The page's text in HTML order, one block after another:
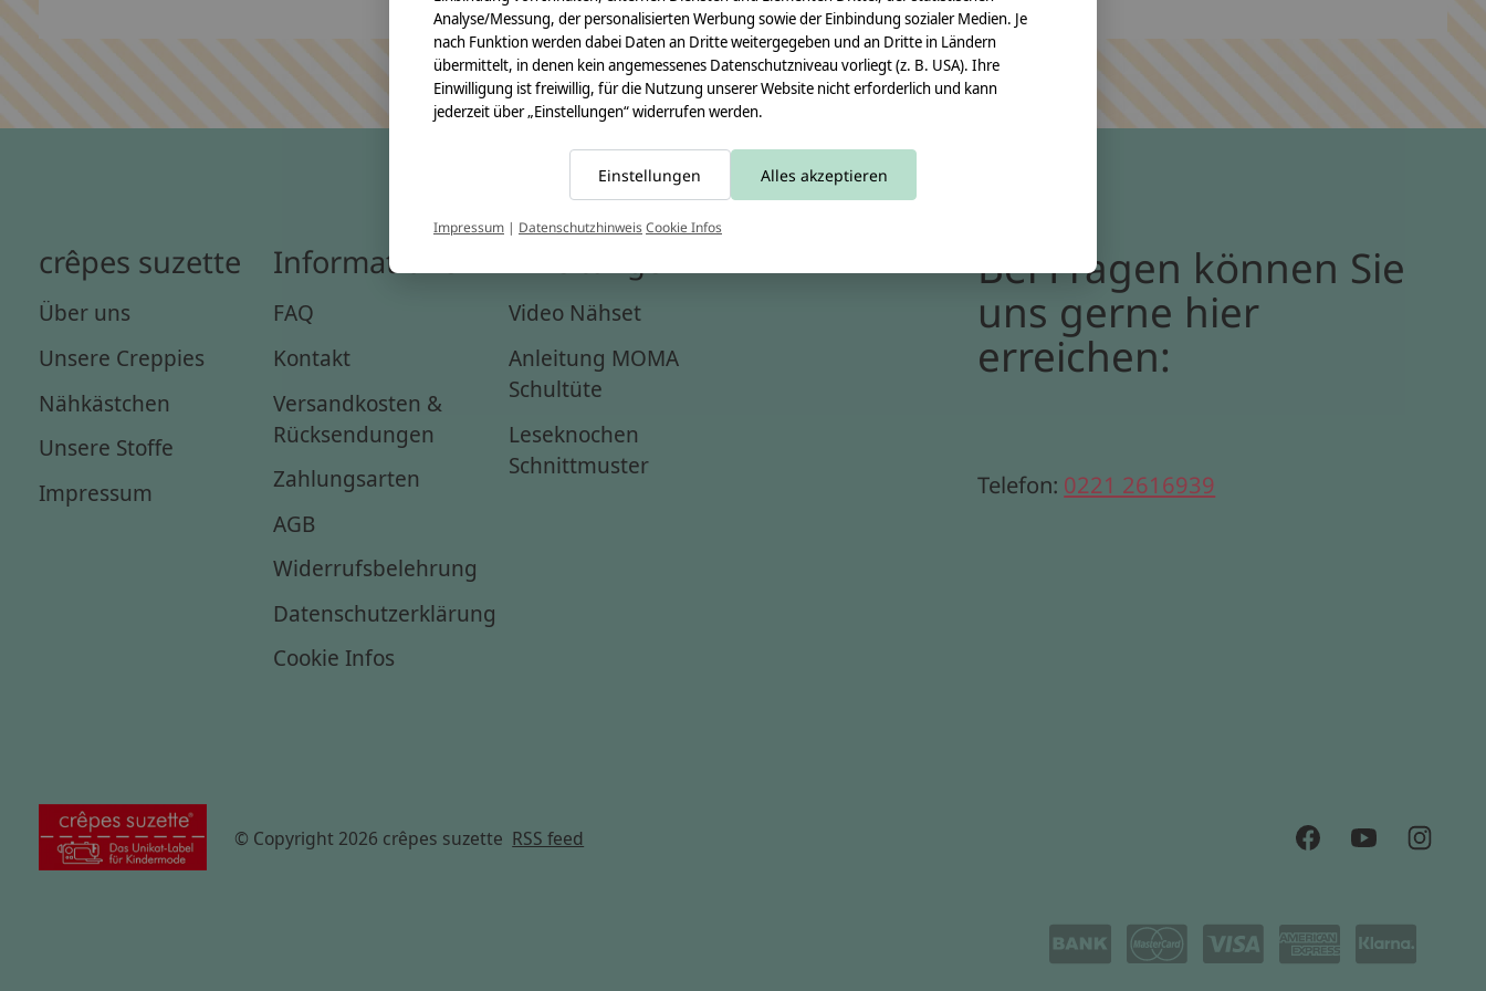
crêpes suzette
Über uns
Unsere Creppies
Nähkästchen
Unsere Stoffe
Impressum
Informationen
FAQ
Kontakt
Versandkosten &
Rücksendungen
Zahlungsarten
AGB
Widerrufsbelehrung
Datenschutzerklärung
Cookie Infos
Video Nähset
Anleitung MOMA
Schultüte
Leseknochen
Schnittmuster
Bei Fragen können Sie
uns gerne hier
erreichen:
Telefon: 0221 2616939
© Copyright 2026 crêpes suzette RSS feed
Analyse/Messung, der personalisierten Werbung sowie der Einbindung sozialer Medien. Je
nach Funktion werden dabei Daten an Dritte weitergegeben und an Dritte in Ländern
übermittelt, in denen kein angemessenes Datenschutzniveau vorliegt (z. B. USA). Ihre
Einwilligung ist freiwillig, für die Nutzung unserer Website nicht erforderlich und kann
jederzeit über „Einstellungen“ widerrufen werden.
Einstellungen Alles akzeptieren
Impressum | DatenschutzhinweisCookie Infos